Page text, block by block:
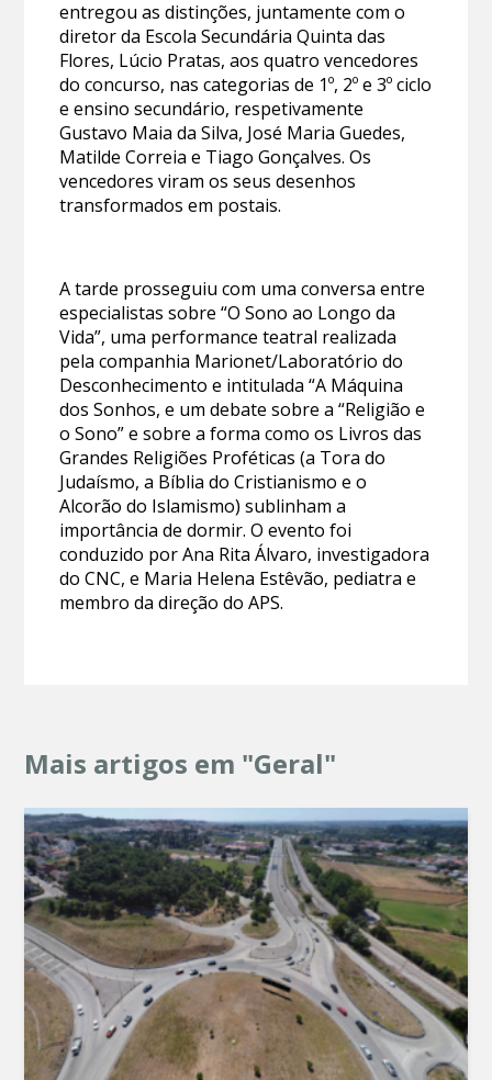
entregou as distinções, juntamente com o
diretor da Escola Secundária Quinta das
Flores, Lúcio Pratas, aos quatro vencedores
do concurso, nas categorias de 1º, 2º e 3º ciclo
e ensino secundário, respetivamente
Gustavo Maia da Silva, José Maria Guedes,
Matilde Correia e Tiago Gonçalves. Os
vencedores viram os seus desenhos
transformados em postais.
A tarde prosseguiu com uma conversa entre
especialistas sobre “O Sono ao Longo da
Vida”, uma performance teatral realizada
pela companhia Marionet/Laboratório do
Desconhecimento e intitulada “A Máquina
dos Sonhos, e um debate sobre a “Religião e
o Sono” e sobre a forma como os Livros das
Grandes Religiões Proféticas (a Tora do
Judaísmo, a Bíblia do Cristianismo e o
Alcorão do Islamismo) sublinham a
importância de dormir. O evento foi
conduzido por Ana Rita Álvaro, investigadora
do CNC, e Maria Helena Estêvão, pediatra e
membro da direção do APS.
Mais artigos em "Geral"